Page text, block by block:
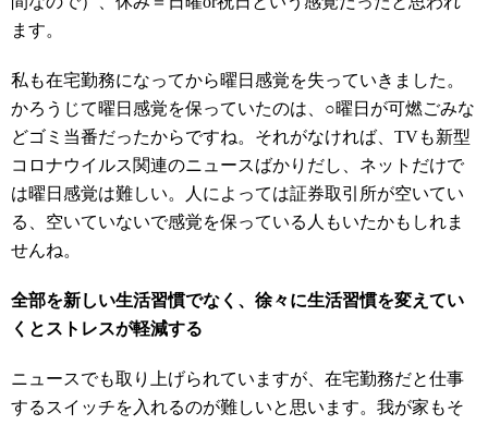
ます。
私も在宅勤務になってから曜日感覚を失っていきました。
かろうじて曜日感覚を保っていたのは、○曜日が可燃ごみな
どゴミ当番だったからですね。それがなければ、TVも新型
コロナウイルス関連のニュースばかりだし、ネットだけで
は曜日感覚は難しい。人によっては証券取引所が空いてい
る、空いていないで感覚を保っている人もいたかもしれま
せんね。
全部を新しい生活習慣でなく、徐々に生活習慣を変えてい
くとストレスが軽減する
ニュースでも取り上げられていますが、在宅勤務だと仕事
するスイッチを入れるのが難しいと思います。我が家もそ